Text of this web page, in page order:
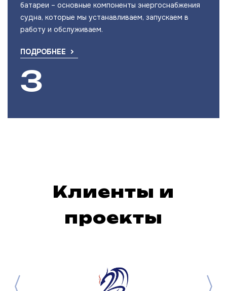
батареи – основные компоненты энергоснабжения
судна, которые мы устанавливаем, запускаем в
работу и обслуживаем.
ПОДРОБНЕЕ
Клиенты и
проекты